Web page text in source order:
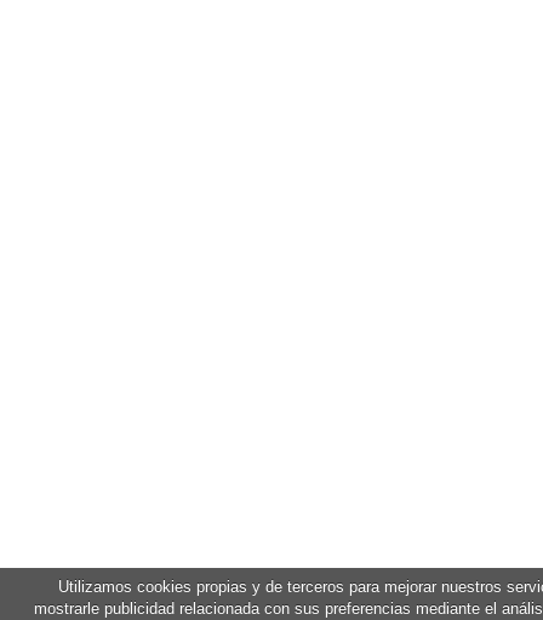
Utilizamos cookies propias y de terceros para mejorar nuestros
mostrarle publicidad relacionada con sus preferencias mediante el